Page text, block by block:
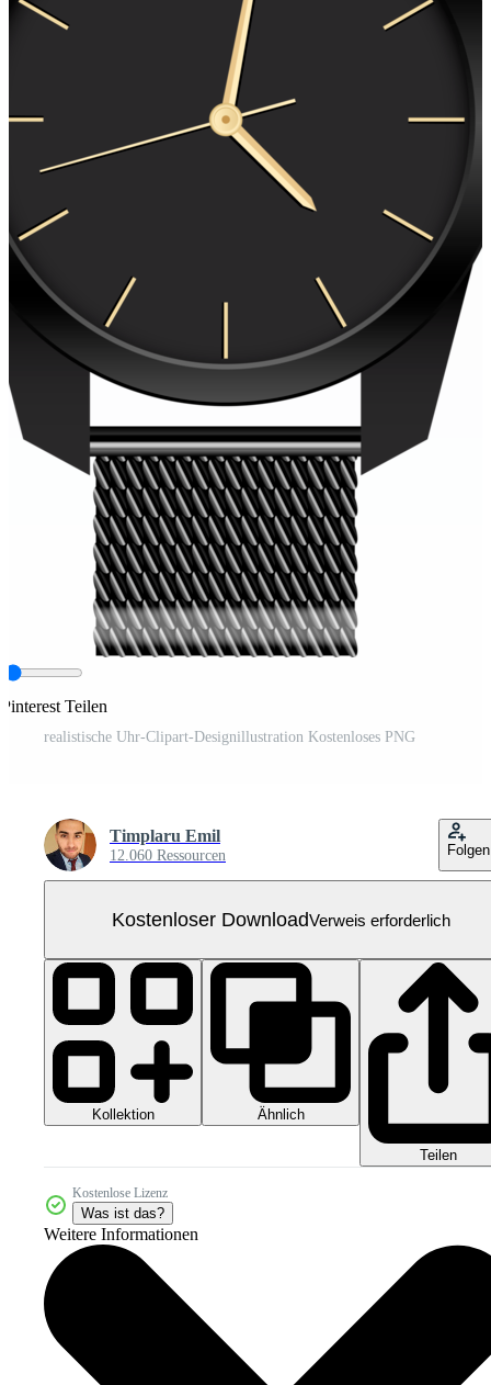
Teilen
realistische Uhr-Clipart-Designillustration Kostenloses PNG
Timplaru Emil
12.060 Ressourcen Folgen
Kostenloser DownloadVerweis erforderlich
Kollektion Ähnlich
Teilen
Kostenlose Lizenz
Was ist das?
Weitere Informationen